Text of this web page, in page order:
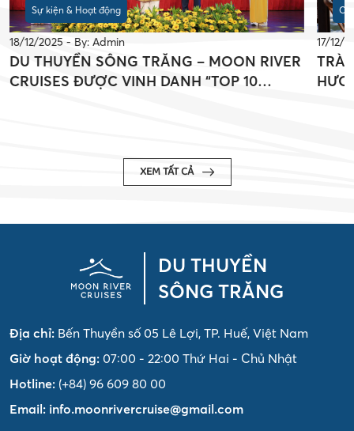
Sự kiện & Hoạt động
18/12/2025 - By: Admin
DU THUYỀN SÔNG TRĂNG – MOON RIVER
CRUISES ĐƯỢC VINH DANH “TOP 10
17/12/
TRÀ
XEM TẤT CẢ
DU THUYỀN
SÔNG TRĂNG
Địa chỉ: Bến Thuyền số 05 Lê Lợi, TP. Huế, Việt Nam
Giờ hoạt động: 07:00 - 22:00 Thứ Hai - Chủ Nhật
Hotline: (+84) 96 609 80 00
Email: info.moonrivercruise@gmail.com